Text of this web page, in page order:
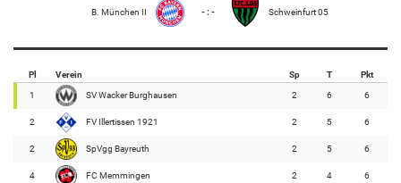
B. München II - : - Schweinfurt 05
Pl Verein Sp T Pkt
1 SV Wacker Burghausen 2 6 6
2 FV Illertissen 1921 2 5 6
2 SpVgg Bayreuth 2 5 6
4 FC Memmingen 2 4 6